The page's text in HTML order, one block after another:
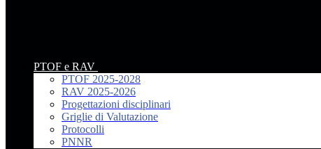
PTOF e RAV
PTOF 2025-2028
RAV 2025-2026
Progettazioni disciplinari
Griglie di Valutazione
Protocolli
PNNR